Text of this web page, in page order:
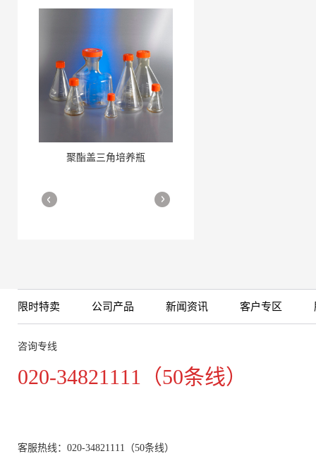
聚酯盖三角培养瓶
细胞培养瓶
More
限时特卖 公司产品 新闻资讯 客户专区
咨询专线
020-34821111（50条线）
客服热线：020-34821111（50条线）